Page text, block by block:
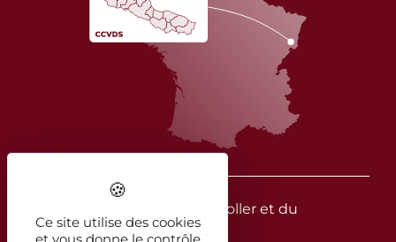
© 2026 - CC Vallée de la Doller et du
Soultzbach
Ce site utilise des cookies